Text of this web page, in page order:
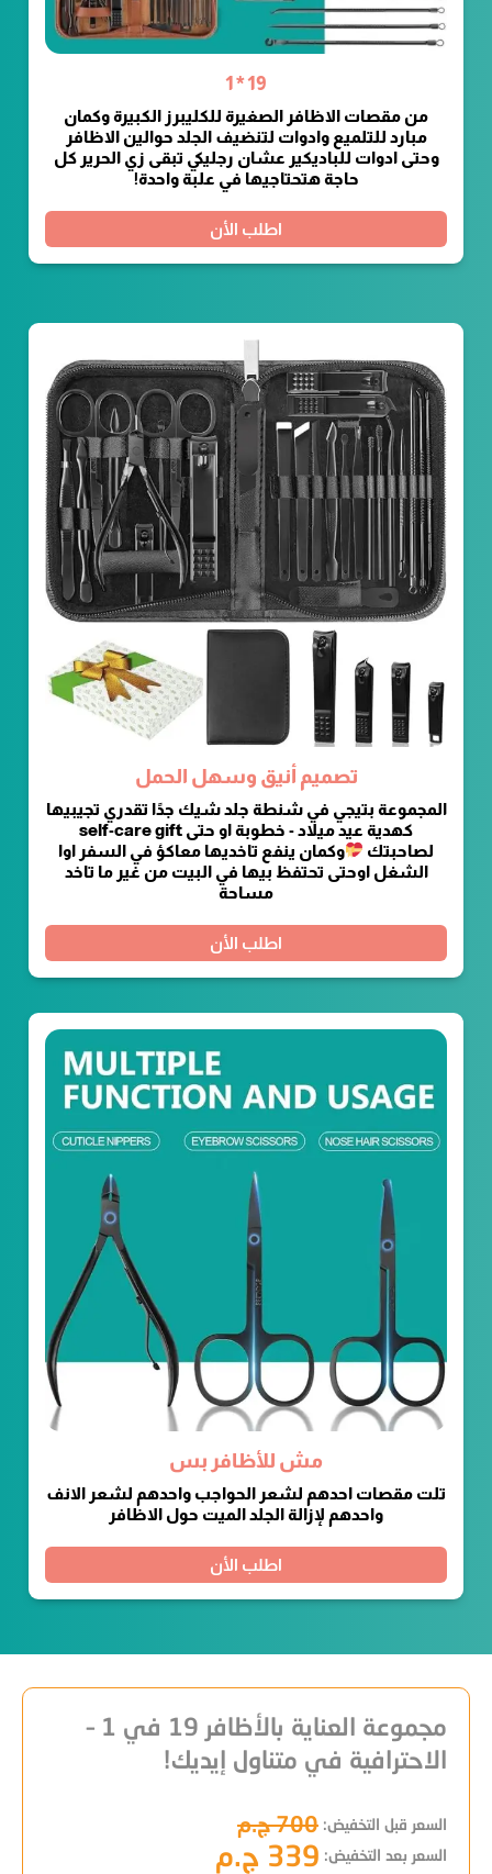
19*1
من مقصات الاظافر الصغيرة للكليبرز الكبيرة وكمان
مبارد للتلميع وادوات لتنضيف الجلد حوالين الاظافر
وحتى ادوات للباديكير عشان رجليكي تبقى زي الحرير كل
حاجة هتحتاجيها في علبة واحدة!
اطلب الأن
مش للأظافر بس
تلت مقصات احدهم لشعر الحواجب واحدهم لشعر الانف
واحدهم لإزالة الجلد الميت حول الاظافر
اطلب الأن
تصميم أنيق وسهل الحمل
المجموعة بتيجي في شنطة جلد شيك جدًا تقدري تجيبيها
كهدية عيد ميلاد - خطوبة او حتى self-care gift
لصاحبتك
وكمان ينفع تاخديها معاكؤ في السفر اوا
الشغل اوحتى تحتفظ بيها في البيت من غير ما تاخد
مساحة
اطلب الأن
مجموعة العناية بالأظافر 19 في 1 –
الاحترافية في متناول إيديك!
السعر قبل التخفيض: 700 ج.م
السعر بعد التخفيض: 339 ج.م